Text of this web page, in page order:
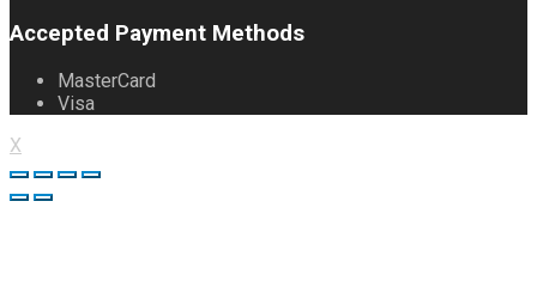
Accepted Payment Methods
MasterCard
Visa
X